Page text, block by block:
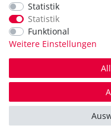
Kontakt
Impressum
Widerrufsrecht
Vertrag widerrufen
© Copyright 2026 | Alle Rechte
Statistik
Statistik
Funktional
Weitere Einstellungen